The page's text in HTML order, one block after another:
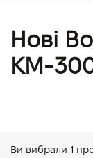
Нові
KM-
Ви вибрали 1
Акції %
Новини